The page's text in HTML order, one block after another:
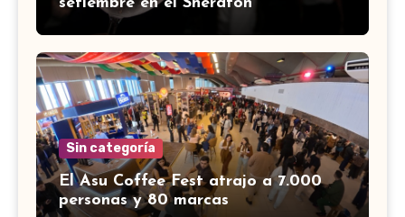
Sin categoría
El Asu Coffee Fest atrajo a 7.000
personas y 80 marcas